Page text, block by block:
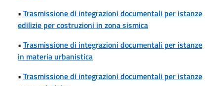
• Trasmissione di integrazioni documentali per istanze
edilizie per costruzioni in zona sismica
• Trasmissione di integrazioni documentali per istanze
in materia urbanistica
• Trasmissione di integrazioni documentali per istanze